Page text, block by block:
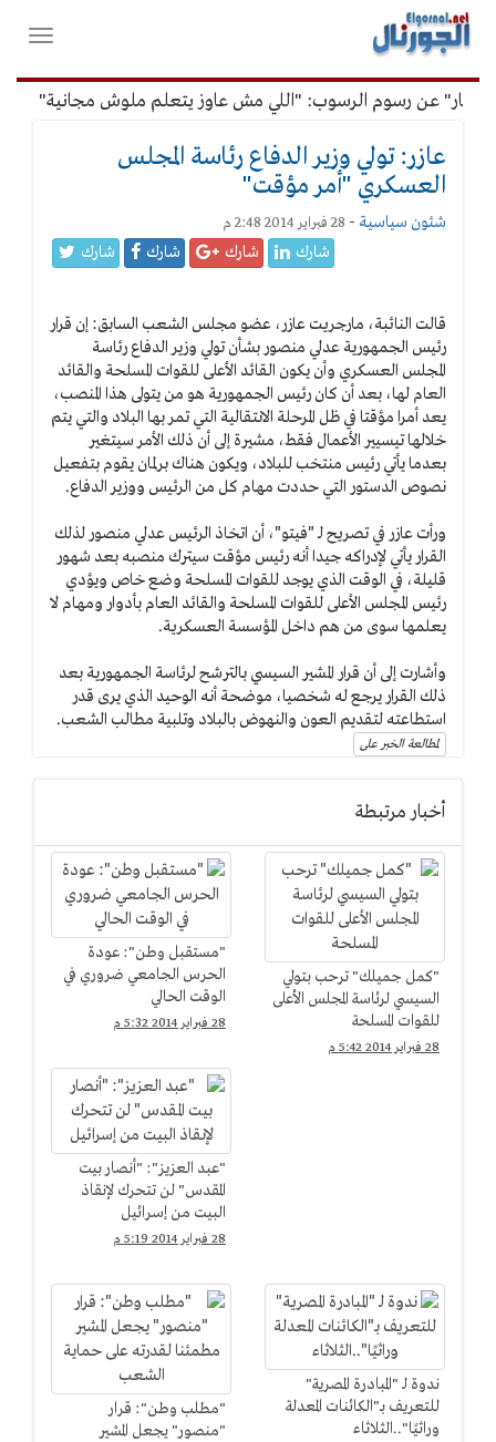
القائمة
الرئيسية
فتح
عن رسوم الرسوب: "اللي مش عاوز يتعلم ملوش مجانية"
عازر: تولي وزير الدفاع رئاسة المجلس
العسكري "أمر مؤقت"
شئون سياسية - 28 فبراير 2014 2:48 م
شارك شارك شارك شارك
قالت النائبة، مارجريت عازر، عضو مجلس الشعب السابق: إن قرار
رئيس الجمهورية عدلي منصور بشأن تولي وزير الدفاع رئاسة
المجلس العسكري وأن يكون القائد الأعلى للقوات المسلحة والقائد
العام لها، بعد أن كان رئيس الجمهورية هو من يتولى هذا المنصب،
يعد أمرا مؤقتا في ظل المرحلة الانتقالية التي تمر بها البلاد والتي يتم
خلالها تيسيير الأعمال فقط، مشيرة إلى أن ذلك الأمر سيتغير
بعدما يأتي رئيس منتخب للبلاد، ويكون هناك برلمان يقوم بتفعيل
نصوص الدستور التي حددت مهام كل من الرئيس ووزير الدفاع.
ورأت عازر في تصريح لـ "فيتو"، أن اتخاذ الرئيس عدلي منصور لذلك
القرار يأتي لإدراكه جيدا أنه رئيس مؤقت سيترك منصبه بعد شهور
قليلة، في الوقت الذي يوجد للقوات المسلحة وضع خاص ويؤدي
رئيس المجلس الأعلى للقوات المسلحة والقائد العام بأدوار ومهام لا
يعلمها سوى من هم داخل المؤسسة العسكرية.
وأشارت إلى أن قرار المشير السيسي بالترشح لرئاسة الجمهورية بعد
ذلك القرار يرجع له شخصيا، موضحة أنه الوحيد الذي يرى قدر
استطاعته لتقديم العون والنهوض بالبلاد وتلبية مطالب الشعب.
لمطالعة الخبر على
أخبار مرتبطة
"كمل جميلك" ترحب بتولي
السيسي لرئاسة المجلس الأعلى
للقوات المسلحة
28 فبراير 2014 5:42 م
"مستقبل وطن": عودة
الحرس الجامعي ضروري في
الوقت الحالي
28 فبراير 2014 5:32 م
"عبد العزيز": "أنصار بيت
المقدس" لن تتحرك لإنقاذ
البيت من إسرائيل
28 فبراير 2014 5:19 م
ندوة لـ "المبادرة المصرية"
للتعريف بـ"الكائنات المعدلة
وراثيًا"..الثلاثاء
"مطلب وطن": قرار
"منصور" يجعل المشير